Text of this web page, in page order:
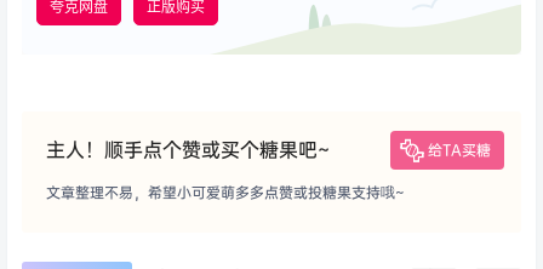
夸克网盘 正版购买
主人！顺手点个赞或买个糖果吧~ 给TA买糖
文章整理不易，希望小可爱萌多多点赞或投糖果支持哦~